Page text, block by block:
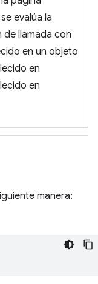
evalúa la
de llamada con
en un objeto
en
en
manera: